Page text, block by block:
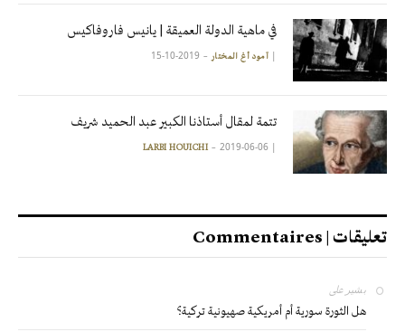
في ماهية الدولة العميقة | يانيس فاروفاكيس
| آمود أغ المختار 2019-10-15
تتمة لمقال أستاذنا الكبير عبد الحميد شريف
|
LARBI HOUICHI 2019-06-06
تعليقات | Commentaires
بشير على
هل الثورة سورية أم أمريكية صهيونية تركية؟